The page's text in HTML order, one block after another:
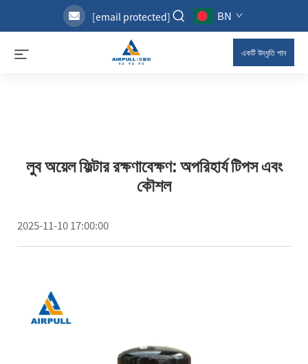
[email protected] BN
একটি উদ্ধৃতি পান
লুব অয়েল ফিল্টার রক্ষণাবেক্ষণ: অপরিহার্য টিপস এবং
কৌশল
2025-11-10 17:00:00